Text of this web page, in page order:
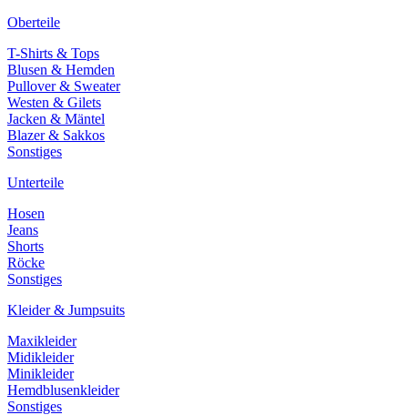
Oberteile
T-Shirts & Tops
Blusen & Hemden
Pullover & Sweater
Westen & Gilets
Jacken & Mäntel
Blazer & Sakkos
Sonstiges
Unterteile
Hosen
Jeans
Shorts
Röcke
Sonstiges
Kleider & Jumpsuits
Maxikleider
Midikleider
Minikleider
Hemdblusenkleider
Sonstiges